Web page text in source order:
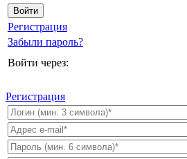
Регистрация
Забыли пароль?
Войти через:
Регистрация